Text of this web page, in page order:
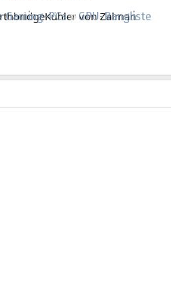
Gaming-PCs
GPU-Rangliste
von Zalman